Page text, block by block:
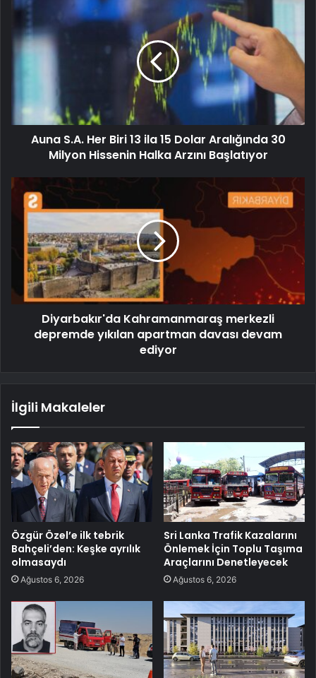
Auna S.A. Her Biri 13 ila 15 Dolar Aralığında 30
Milyon Hissenin Halka Arzını Başlatıyor
Diyarbakır'da Kahramanmaraş merkezli
depremde yıkılan apartman davası devam
ediyor
İlgili Makaleler
Özgür Özel’e ilk tebrik
Bahçeli’den: Keşke ayrılık
olmasaydı
Ağustos 6, 2026
Sri Lanka Trafik Kazalarını
Önlemek İçin Toplu Taşıma
Araçlarını Denetleyecek
Ağustos 6, 2026